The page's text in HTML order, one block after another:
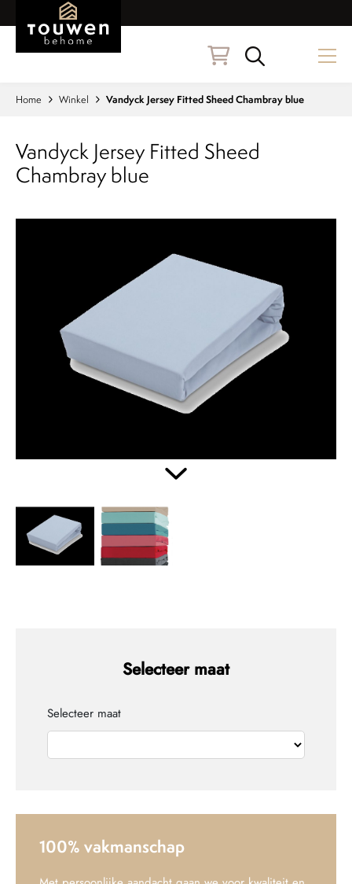
Naar hoofdinhoud
Zoeken
Home Winkel Vandyck Jersey Fitted Sheed Chambray blue
Vandyck Jersey Fitted Sheed
Chambray blue
Selecteer maat
Selecteer maat
100% vakmanschap